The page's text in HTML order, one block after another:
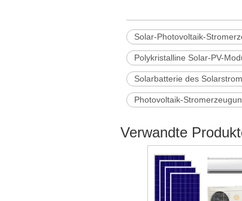
Solar-Photovoltaik-
Polykristalline Solar-PV-
Solarbatterie des
Photovoltaik-
Verwandte